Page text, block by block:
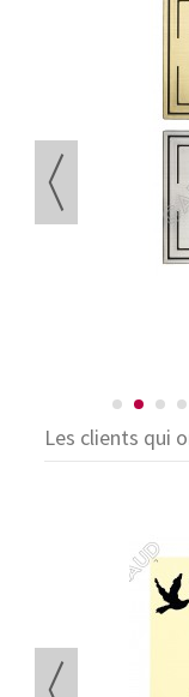
Les clients qui